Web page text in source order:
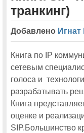
На московской
представлены
Ciscoexpo 2011.
Orange поддержит
В
проведен поток
Впервые будет
транкинг)
Добавлено
Книга по IP
сетевым
голоса и
разрабатывать
Книга
оценке и
SIP.Большинство